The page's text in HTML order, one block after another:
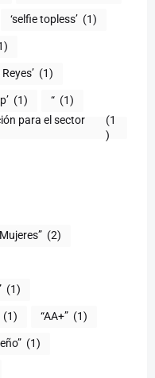
‘selfie topless’ (1)
(1)
(1) “ (1)
para el sector
(1
)
(2)
(1)
(1) “AA+” (1)
(1)